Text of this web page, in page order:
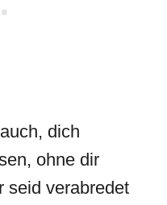
dich
ohne dir
seid verabredet